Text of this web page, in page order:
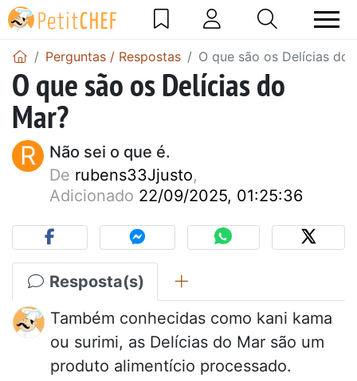
Perguntas / Respostas O que são os Delícias do
O que são os Delícias do
Mar?
R
Não sei o que é.
De rubens33Jjusto,
Adicionado 22/09/2025, 01:25:36
Resposta(s)
Também conhecidas como kani kama
ou surimi, as Delícias do Mar são um
produto alimentício processado.